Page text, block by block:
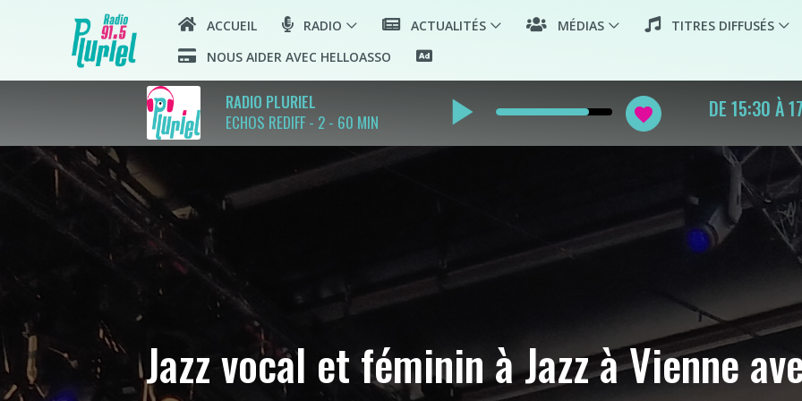
ACCUEIL RADIO ACTUALITÉS MÉDIAS TITRES DIFFUSÉS
NOUS AIDER AVEC HELLOASSO
RADIO PLURIEL
ECHOS REDIFF - 2 - 60 MIN
play_arrow favorite ECHO
Jazz vocal et féminin à Jazz à Vienne